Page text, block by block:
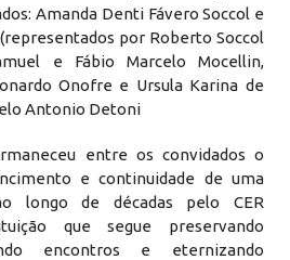
Amanda Denti Fávero Soccol e
por Roberto Soccol
e Fábio Marcelo Mocellin,
Onofre e Ursula Karina de
Antonio Detoni
entre os convidados o
e continuidade de uma
longo de décadas pelo CER
que segue preservando
encontros e eternizando